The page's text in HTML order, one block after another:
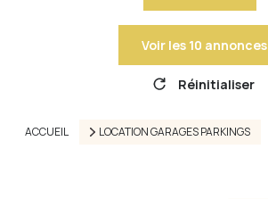
Voir les 10 annonces
Réinitialiser
ACCUEIL LOCATION GARAGES PARKINGS